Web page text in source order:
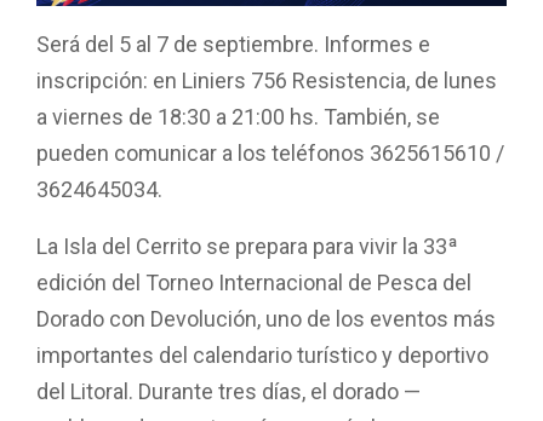
o
o
k
A
p
p
ar
tir
Será del 5 al 7 de septiembre. Informes e
inscripción: en Liniers 756 Resistencia, de lunes
a viernes de 18:30 a 21:00 hs. También, se
pueden comunicar a los teléfonos 3625615610 /
3624645034.
La Isla del Cerrito se prepara para vivir la 33ª
edición del Torneo Internacional de Pesca del
Dorado con Devolución, uno de los eventos más
importantes del calendario turístico y deportivo
del Litoral. Durante tres días, el dorado —